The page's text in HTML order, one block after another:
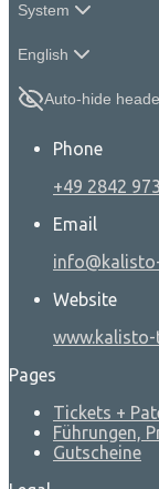
System
English
Auto-hide
Phone
+49 2842
Email
Website
Pages
Tickets +
Führungen,
Gutscheine